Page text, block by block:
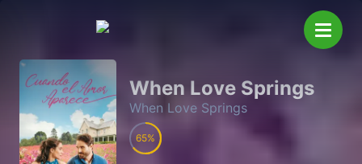
When Love Springs
When Love Springs
65